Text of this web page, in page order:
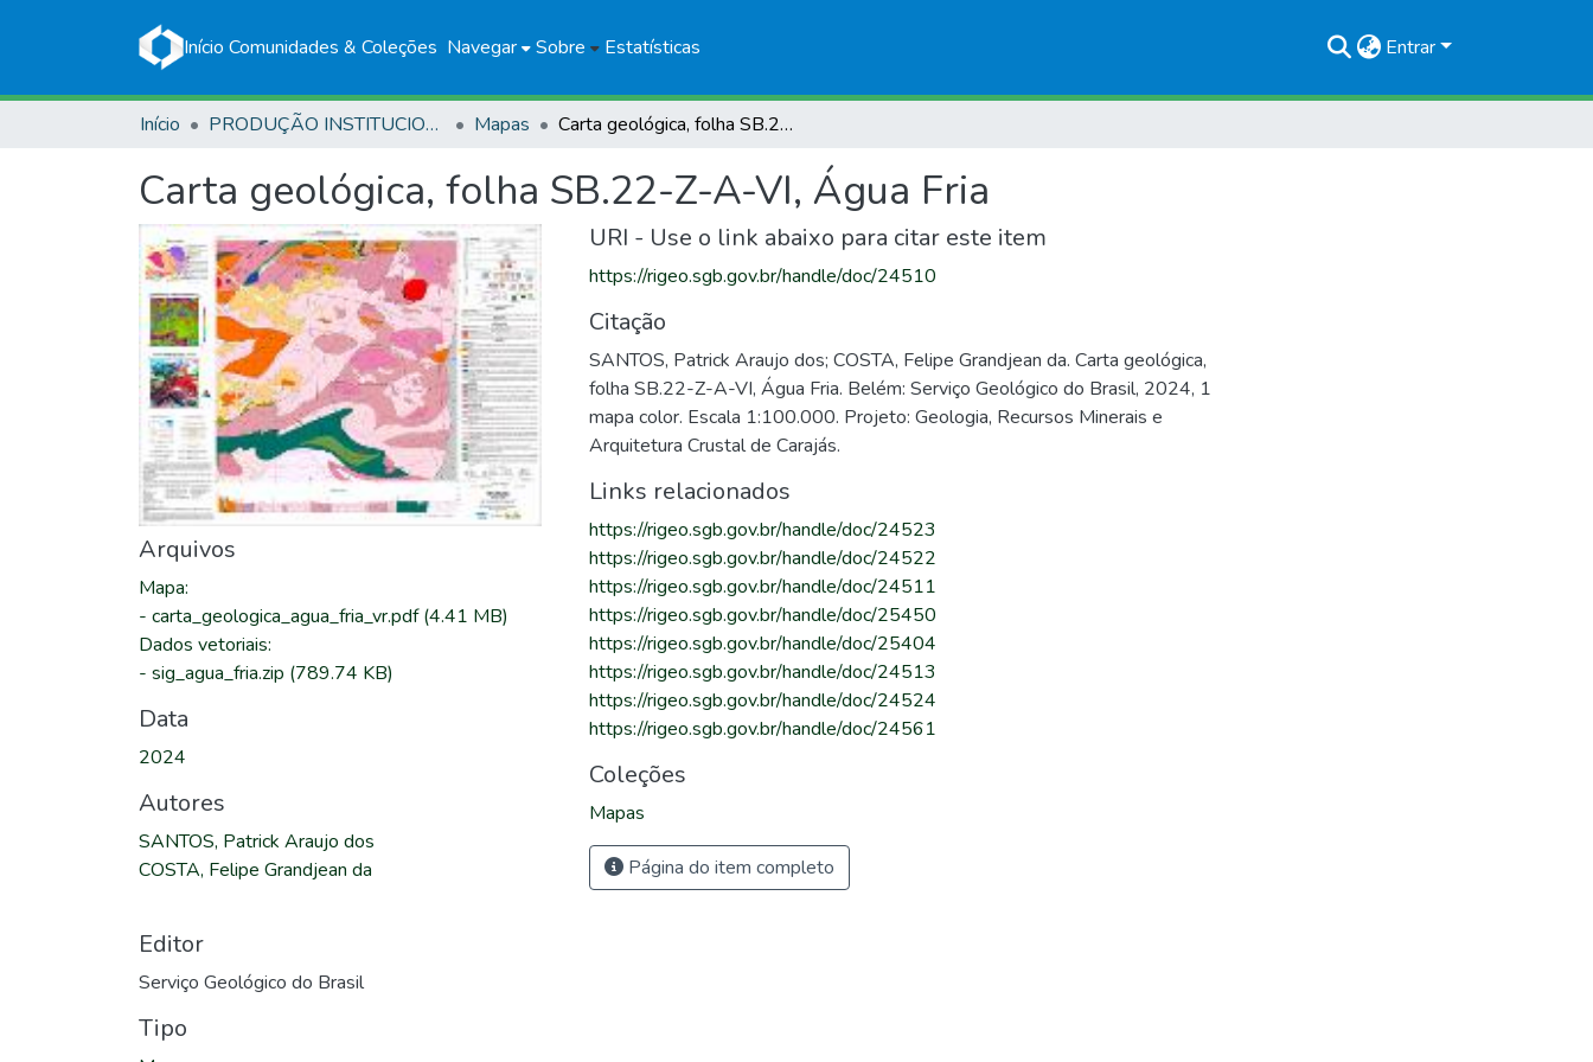
Início Comunidades & Coleções Navegar Sobre Estatísticas Entrar
Início PRODUÇÃO INSTITUCIONAL Mapas Carta geológica, folha SB.22-Z-A-VI, Água Fria
Carta geológica, folha SB.22-Z-A-VI, Água Fria
Arquivos
Mapa:
- carta_geologica_agua_fria_vr.pdf(4.41 MB)
Dados vetoriais:
- sig_agua_fria.zip (789.74 KB)
Data
2024
Autores
SANTOS, Patrick Araujo dos
COSTA, Felipe Grandjean da
Editor
Serviço Geológico do Brasil
Tipo
URI - Use o link abaixo para citar este item
https://rigeo.sgb.gov.br/handle/doc/24510
Citação
SANTOS, Patrick Araujo dos; COSTA, Felipe Grandjean da. Carta geológica,
folha SB.22-Z-A-VI, Água Fria. Belém: Serviço Geológico do Brasil, 2024, 1
mapa color. Escala 1:100.000. Projeto: Geologia, Recursos Minerais e
Arquitetura Crustal de Carajás.
Links relacionados
https://rigeo.sgb.gov.br/handle/doc/24523
https://rigeo.sgb.gov.br/handle/doc/24522
https://rigeo.sgb.gov.br/handle/doc/24511
https://rigeo.sgb.gov.br/handle/doc/25450
https://rigeo.sgb.gov.br/handle/doc/25404
https://rigeo.sgb.gov.br/handle/doc/24513
https://rigeo.sgb.gov.br/handle/doc/24524
https://rigeo.sgb.gov.br/handle/doc/24561
Coleções
Mapas
Página do item completo